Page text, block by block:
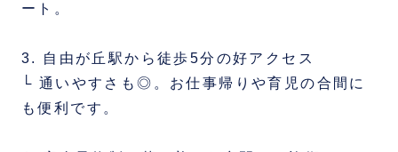
ート。
3. 自由が丘駅から徒歩5分の好アクセス
└ 通いやすさも◎。お仕事帰りや育児の合間に
も便利です。